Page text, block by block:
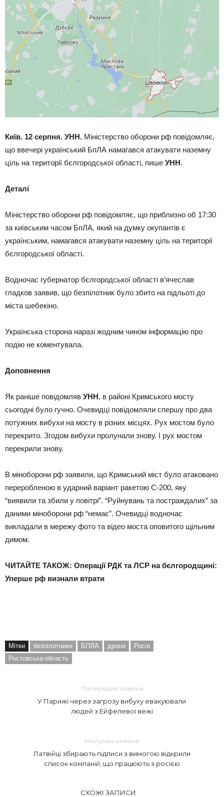
Київ. 12 серпня. УНН. Міністерство оборони рф повідомляє,
що ввечері український БпЛА намагався атакувати наземну
ціль на території бєлгородської області, пише УНН.
Деталі
Міністерство оборони рф повідомляє, що приблизно об 17:30
за київським часом БпЛА, який на думку окупантів є
українським, намагався атакувати наземну ціль на території
бєлгородської області.
Водночас губернатор бєлгородської області в’ячеслав
гладков заявив, що безпілотник було збито на підльоті до
міста шебекіно.
Українська сторона наразі жодним чином інформацію про
подію не коментувала.
Доповнення
Як раніше повідомляв УНН, в районі Кримського мосту
сьогодні було гучно. Очевидці повідомляли спершу про два
потужних вибухи на мосту в різних місцях. Рух мостом було
перекрито. Згодом вибухи пролунали знову. І рух мостом
перекрили знову.
В міноборони рф заявили, що Кримський міст було атаковано
переробленою в ударний варіант ракетою С-200, яку
“виявили та збили у повітрі”. “Руйнувань та постраждалих” за
даними міноборони рф “немає”. Очевидці водночас
викладали в мережу фото та відео моста оповитого щільним
димом.
ЧИТАЙТЕ ТАКОЖ: Операції РДК та ЛСР на бєлгородщині:
Уперше рф визнали втрати
Мітки безпілотники БПЛА дрони
Росія
Ростовська область
Попередня новина
У Парижі через загрозу вибуху евакуювали
людей з Ейфелевої вежі
Наступна новина
Латвійці збирають підписи з вимогою відкрили
список компаній, що працюють з росією
СХОЖІ ЗАПИСИ